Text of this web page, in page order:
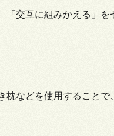
交互に組みかえる」
などを使用すること